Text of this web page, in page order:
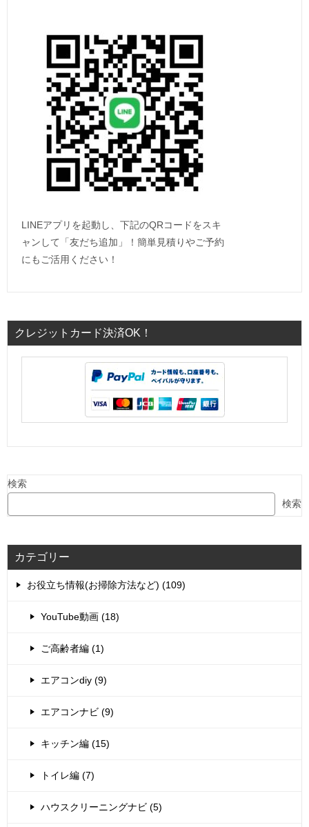
LINEアプリを起動し、下記のQRコードをスキ
ャンして「友だち追加」！簡単見積りやご予約
にもご活用ください！
クレジットカード決済OK！
検索
検索
カテゴリー
お役立ち情報(お掃除方法など) (109)
YouTube動画 (18)
ご高齢者編 (1)
エアコンdiy (9)
エアコンナビ (9)
キッチン編 (15)
トイレ編 (7)
ハウスクリーニングナビ (5)